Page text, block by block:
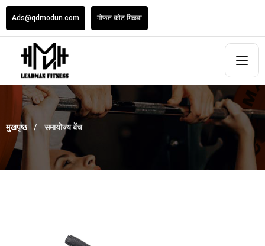
Ads@qdmodun.com मोफत कोट मिळवा
मुखपृष्ठ समायोज्य बेंच